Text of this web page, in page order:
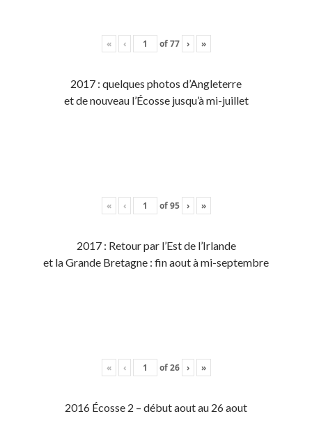
« ‹ of77 › »
2017 : quelques photos d’Angleterre
et de nouveau l’Écosse jusqu’à mi-juillet
« ‹ of95 › »
2017 : Retour par l’Est de l’Irlande
et la Grande Bretagne : fin aout à mi-septembre
« ‹ of26 › »
2016 Écosse 2 – début aout au 26 aout